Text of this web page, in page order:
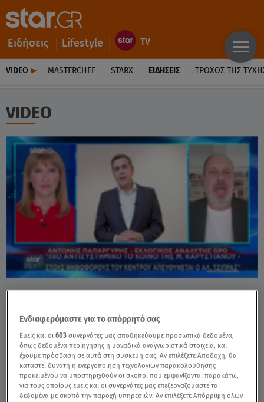
Ειδήσεις Lifestyle
VIDEO MASTERCHEF STARX ΕΙΔΉΣΕΙΣ ΤΡΟΧΌΣ ΤΗΣ
VIDEO
Τσίπρας – Καρυστιανού: Από Πού
Παίρνουν Ψήφους - Video
Ενδιαφερόμαστε για το απόρρητό σας
Εμείς και οι603 συνεργάτες μας αποθηκεύουμε προσωπικά δεδομένα,
όπως δεδομένα περιήγησης ή μοναδικά αναγνωριστικά στοιχεία, και
έχουμε πρόσβαση σε αυτά στη συσκευή σας. Αν επιλέξετε Αποδοχή, θα
καταστεί δυνατή η ενεργοποίηση τεχνολογιών παρακολούθησης
προκειμένου να υποστηριχθούν οι σκοποί που εμφανίζονται παρακάτω,
για τους οποίους εμείς και οι συνεργάτες μας επεξεργαζόμαστε τα
δεδομένα με σκοπό την παροχή υπηρεσιών. Αν επιλέξετε Απόρριψη όλων